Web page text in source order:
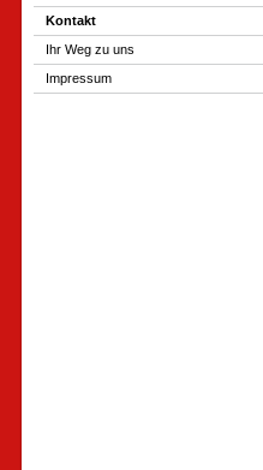
Kontakt
Ihr Weg zu uns
Impressum